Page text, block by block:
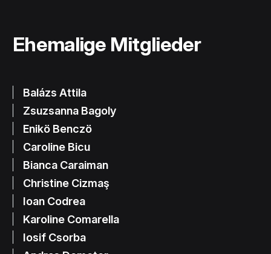
Ehemalige Mitglieder
Balázs Attila
Zsuzsanna Bagoly
Enikö Benczö
Caroline Bicu
Bianca Caraiman
Christine Cizmaş
Ioan Codrea
Karoline Comarella
Iosif Csorba